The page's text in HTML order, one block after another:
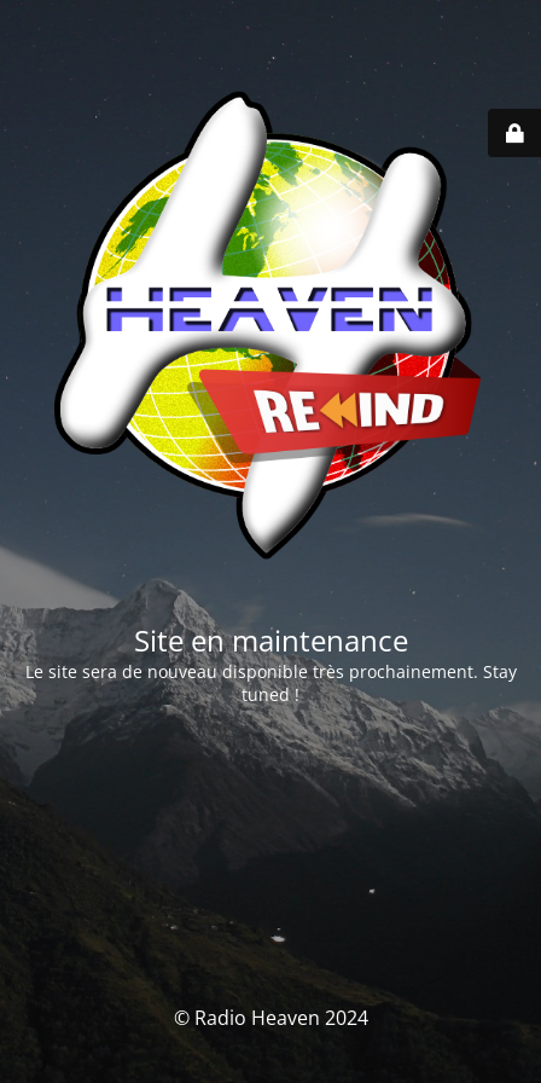
Site en maintenance
Le site sera de nouveau disponible très prochainement. Stay
tuned !
© Radio Heaven 2024